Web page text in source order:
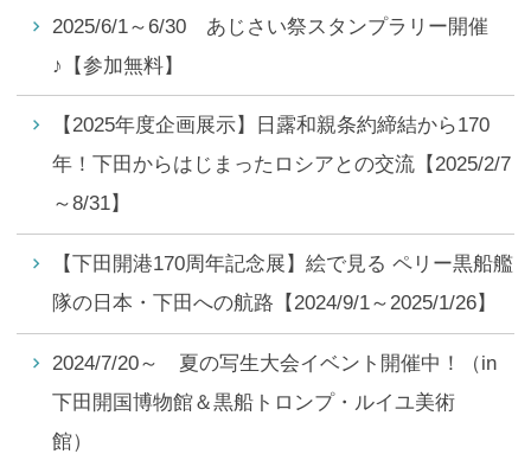
2025/6/1～6/30 あじさい祭スタンプラリー開催
♪【参加無料】
【2025年度企画展示】日露和親条約締結から170
年！下田からはじまったロシアとの交流【2025/2/7
～8/31】
【下田開港170周年記念展】絵で見る ペリー黒船艦
隊の日本・下田への航路【2024/9/1～2025/1/26】
2024/7/20～ 夏の写生大会イベント開催中！（in
下田開国博物館＆黒船トロンプ・ルイユ美術
館）